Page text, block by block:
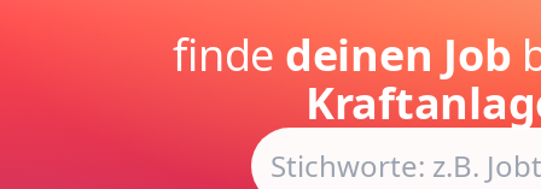
finde deinen Job